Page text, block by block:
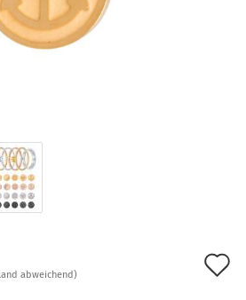
abweichend)